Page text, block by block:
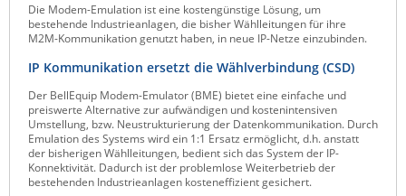
Riello UPS
Server Technology
Siretta
SIRIO Antenne
Sunbird
Tactical Software
TEKTELIC
Die Modem-Emulation ist eine kostengünstige Lösung, um
bestehende Industrieanlagen, die bisher Wählleitungen für ihre
M2M-Kommunikation genutzt haben, in neue IP-Netze einzubinden.
IP Kommunikation ersetzt die Wählverbindung (CSD)
Der BellEquip Modem-Emulator (BME) bietet eine einfache und
preiswerte Alternative zur aufwändigen und kostenintensiven
Umstellung, bzw. Neustrukturierung der Datenkommunikation. Durch
Emulation des Systems wird ein 1:1 Ersatz ermöglicht, d.h. anstatt
der bisherigen Wählleitungen, bedient sich das System der IP-
Konnektivität. Dadurch ist der problemlose Weiterbetrieb der
bestehenden Industrieanlagen kosteneffizient gesichert.